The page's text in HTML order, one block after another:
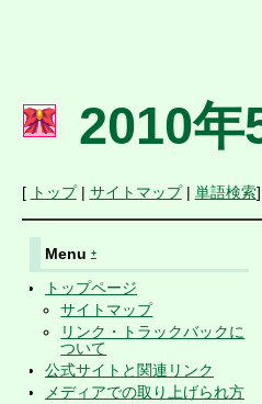
2010年
[ トップ| サイトマップ| 単語検索]
Menu +
トップページ
サイトマップ
リンク・トラックバックに
ついて
公式サイトと関連リンク
メディアでの取り上げられ方